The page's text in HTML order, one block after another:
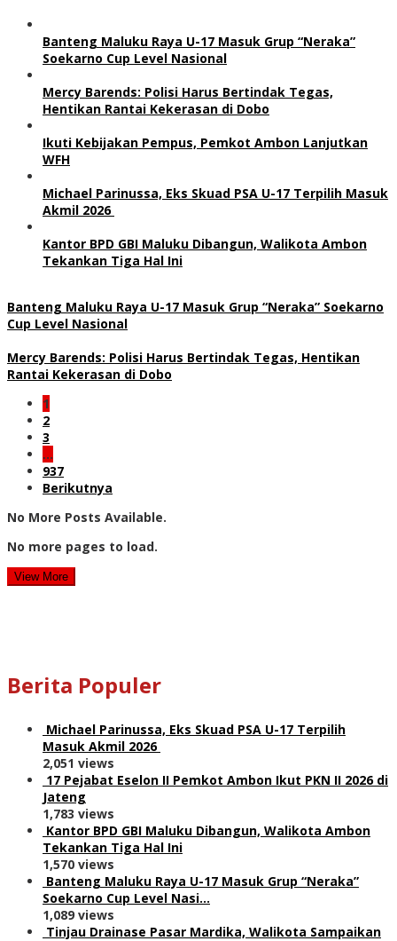
Banteng Maluku Raya U-17 Masuk Grup “Neraka”
Soekarno Cup Level Nasional
Mercy Barends: Polisi Harus Bertindak Tegas,
Hentikan Rantai Kekerasan di Dobo
Ikuti Kebijakan Pempus, Pemkot Ambon Lanjutkan
WFH
Michael Parinussa, Eks Skuad PSA U-17 Terpilih Masuk
Akmil 2026
Kantor BPD GBI Maluku Dibangun, Walikota Ambon
Tekankan Tiga Hal Ini
Banteng Maluku Raya U-17 Masuk Grup “Neraka” Soekarno
Cup Level Nasional
Mercy Barends: Polisi Harus Bertindak Tegas, Hentikan
Rantai Kekerasan di Dobo
1
2
3
…
937
Berikutnya
No More Posts Available.
No more pages to load.
View More
Berita Populer
Michael Parinussa, Eks Skuad PSA U-17 Terpilih
Masuk Akmil 2026
2,051 views
17 Pejabat Eselon II Pemkot Ambon Ikut PKN II 2026 di
Jateng
1,783 views
Kantor BPD GBI Maluku Dibangun, Walikota Ambon
Tekankan Tiga Hal Ini
1,570 views
Banteng Maluku Raya U-17 Masuk Grup “Neraka”
Soekarno Cup Level Nasi…
1,089 views
Tinjau Drainase Pasar Mardika, Walikota Sampaikan